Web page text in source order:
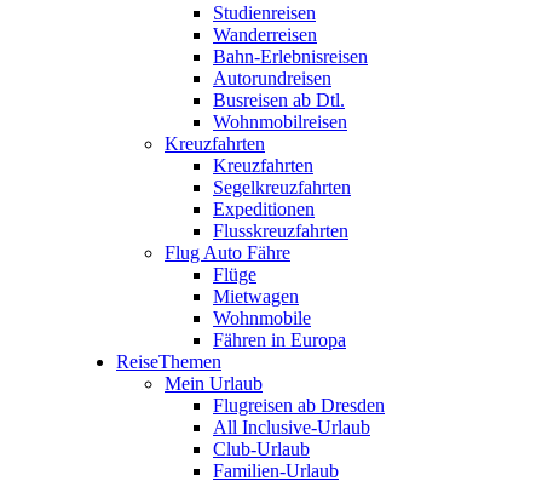
Studienreisen
Wanderreisen
Bahn-Erlebnisreisen
Autorundreisen
Busreisen ab Dtl.
Wohnmobilreisen
Kreuzfahrten
Kreuzfahrten
Segelkreuzfahrten
Expeditionen
Flusskreuzfahrten
Flug Auto Fähre
Flüge
Mietwagen
Wohnmobile
Fähren in Europa
ReiseThemen
Mein Urlaub
Flugreisen ab Dresden
All Inclusive-Urlaub
Club-Urlaub
Familien-Urlaub